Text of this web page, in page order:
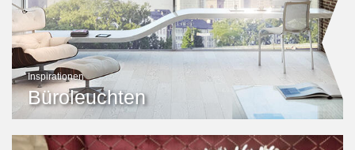
Inspirationen
Büroleuchten